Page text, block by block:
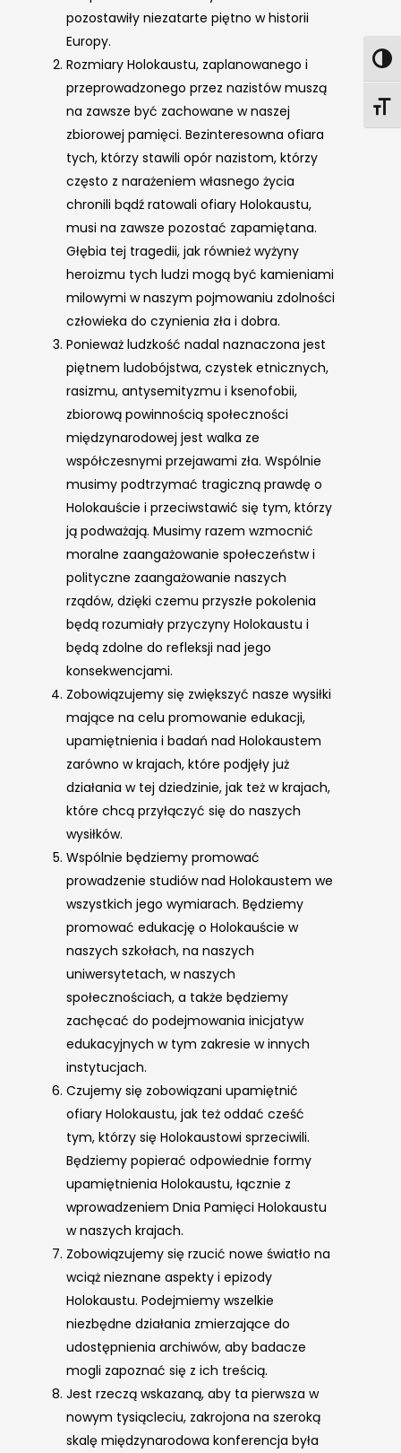
pozostawiły niezatarte piętno w historii
Europy.
Rozmiary Holokaustu, zaplanowanego i
przeprowadzonego przez nazistów muszą
na zawsze być zachowane w naszej
zbiorowej pamięci. Bezinteresowna ofiara
tych, którzy stawili opór nazistom, którzy
często z narażeniem własnego życia
chronili bądź ratowali ofiary Holokaustu,
musi na zawsze pozostać zapamiętana.
Głębia tej tragedii, jak również wyżyny
heroizmu tych ludzi mogą być kamieniami
milowymi w naszym pojmowaniu zdolności
człowieka do czynienia zła i dobra.
Ponieważ ludzkość nadal naznaczona jest
piętnem ludobójstwa, czystek etnicznych,
rasizmu, antysemityzmu i ksenofobii,
zbiorową powinnością społeczności
międzynarodowej jest walka ze
współczesnymi przejawami zła. Wspólnie
musimy podtrzymać tragiczną prawdę o
Holokauście i przeciwstawić się tym, którzy
ją podważają. Musimy razem wzmocnić
moralne zaangażowanie społeczeństw i
polityczne zaangażowanie naszych
rządów, dzięki czemu przyszłe pokolenia
będą rozumiały przyczyny Holokaustu i
będą zdolne do refleksji nad jego
konsekwencjami.
Zobowiązujemy się zwiększyć nasze wysiłki
mające na celu promowanie edukacji,
upamiętnienia i badań nad Holokaustem
zarówno w krajach, które podjęły już
działania w tej dziedzinie, jak też w krajach,
które chcą przyłączyć się do naszych
wysiłków.
Wspólnie będziemy promować
prowadzenie studiów nad Holokaustem we
wszystkich jego wymiarach. Będziemy
promować edukację o Holokauście w
naszych szkołach, na naszych
uniwersytetach, w naszych
społecznościach, a także będziemy
zachęcać do podejmowania inicjatyw
edukacyjnych w tym zakresie w innych
instytucjach.
Czujemy się zobowiązani upamiętnić
ofiary Holokaustu, jak też oddać cześć
tym, którzy się Holokaustowi sprzeciwili.
Będziemy popierać odpowiednie formy
upamiętnienia Holokaustu, łącznie z
wprowadzeniem Dnia Pamięci Holokaustu
w naszych krajach.
Zobowiązujemy się rzucić nowe światło na
wciąż nieznane aspekty i epizody
Holokaustu. Podejmiemy wszelkie
niezbędne działania zmierzające do
udostępnienia archiwów, aby badacze
mogli zapoznać się z ich treścią.
Jest rzeczą wskazaną, aby ta pierwsza w
nowym tysiącleciu, zakrojona na szeroką
skalę międzynarodowa konferencja była